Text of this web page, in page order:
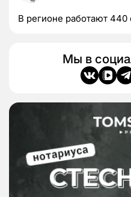
В регионе работают 440
Мы в